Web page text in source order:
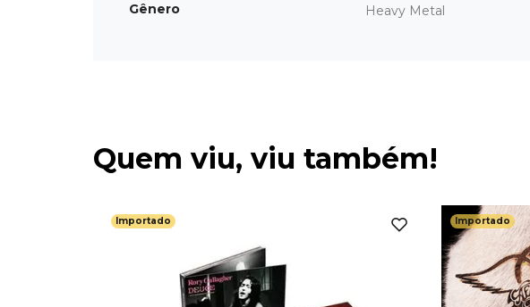
Gênero Heavy Metal
Quem viu, viu também!
Importado Importado